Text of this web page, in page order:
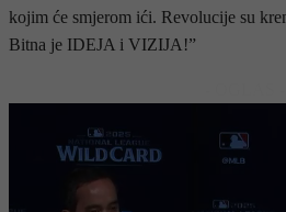
kojim će smjerom ići. Revolucije su
Bitna je IDEJA i VIZIJA!”